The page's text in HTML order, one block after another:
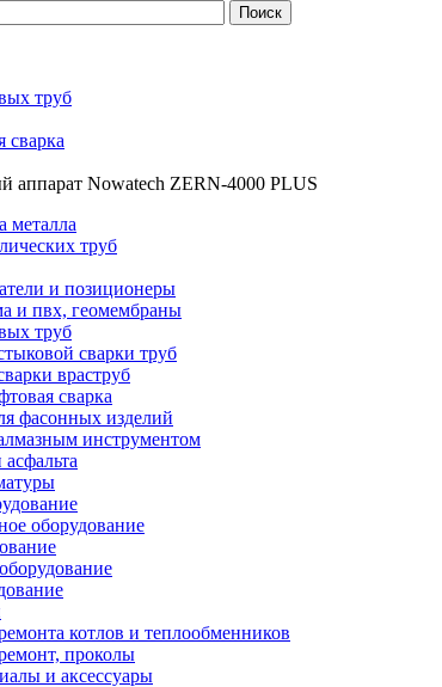
труб
сварка
аппарат Nowatech ZERN-4000 PLUS
металла
труб
и позиционеры
и пвх, геомембраны
труб
сварки труб
враструб
сварка
фасонных изделий
инструментом
оборудование
котлов и теплообменников
проколы
и аксессуары